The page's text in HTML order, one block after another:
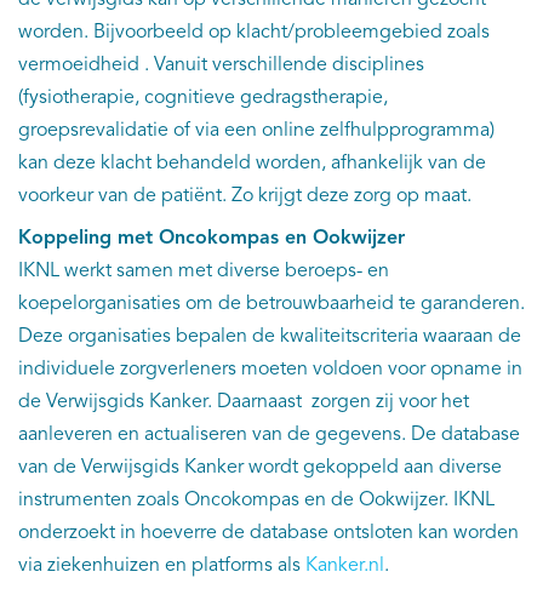
worden. Bijvoorbeeld op klacht/probleemgebied zoals
vermoeidheid . Vanuit verschillende disciplines
(fysiotherapie, cognitieve gedragstherapie,
groepsrevalidatie of via een online zelfhulpprogramma)
kan deze klacht behandeld worden, afhankelijk van de
voorkeur van de patiënt. Zo krijgt deze zorg op maat.
Koppeling met Oncokompas en Ookwijzer
IKNL werkt samen met diverse beroeps- en
koepelorganisaties om de betrouwbaarheid te garanderen.
Deze organisaties bepalen de kwaliteitscriteria waaraan de
individuele zorgverleners moeten voldoen voor opname in
de Verwijsgids Kanker. Daarnaast zorgen zij voor het
aanleveren en actualiseren van de gegevens. De database
van de Verwijsgids Kanker wordt gekoppeld aan diverse
instrumenten zoals Oncokompas en de Ookwijzer. IKNL
onderzoekt in hoeverre de database ontsloten kan worden
via ziekenhuizen en platforms als Kanker.nl .